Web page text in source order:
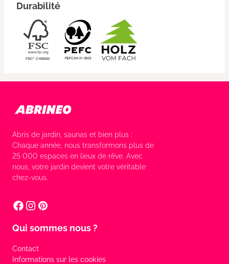
Durabilité
Abris de jardin, saunas et bien plus :
Chaque année, nous transformons plus de
25 000 espaces en lieux de rêve. Avec
nous, votre jardin devient votre véritable
chez-vous.
Qui sommes nous ?
Contact
Informations sur les cookies